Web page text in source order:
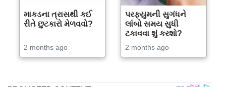
માકડના ત્રાસથી કઈ
રીતે છુટકારો મેળવવો?
2 months ago
પરફ્યુમની સુગંધને
લાંબો સમય સુધી
ટકાવવા શું કરશો?
2 months ago